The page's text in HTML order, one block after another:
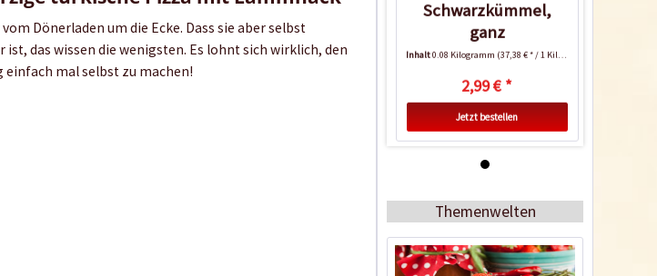
Dönerladen um die Ecke. Dass sie aber selbst
das wissen die wenigsten. Es lohnt sich wirklich, den
mal selbst zu machen!
Schwarzkümmel,
ganz
Inhalt0.08 Kilogramm (37,38 € * / 1 Kilogramm)
2,99 € *
Jetzt bestellen
Themenwelten